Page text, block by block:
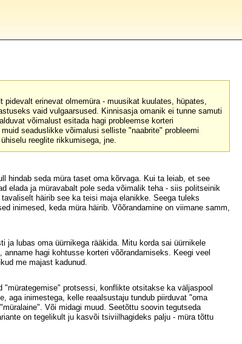
erinevat olmemüra - muusikat kuulates, hüpates,
vaid vulgaarsused. Kinnisasja omanik ei tunne samuti
võimalust esitada hagi probleemse korteri
seaduslikke võimalusi selliste "naabrite" probleemi
reeglite rikkumisega, jne.
hindab seda müra taset oma kõrvaga. Kui ta leiab, et see
elada ja müravabalt pole seda võimalik teha - siis politseinik
häirib see ka teisi maja elanikke. Seega tuleks
inimesed, keda müra häirib. Võõrandamine on viimane samm,
ja lubas oma üürnikega rääkida. Mitu korda sai üürnikele
hagi kohtusse korteri võõrandamiseks. Keegi veel
me majast kadunud.
protsessi, konflikte otsitakse ka väljaspool
aga inimestega, kelle reaalsustaju tundub piirduvat "oma
Või midagi muud. Seetõttu soovin tegutseda
on tegelikult ju kasvõi tsiviilhagideks palju - müra tõttu